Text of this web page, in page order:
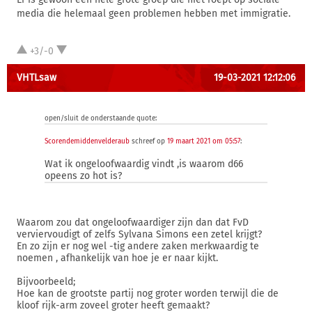
media die helemaal geen problemen hebben met immigratie.
+3/-0
VHTLsaw 19-03-2021 12:12:06
open/sluit de onderstaande quote:
Scorendemiddenvelderaub schreef op 19 maart 2021 om 05:57:
Wat ik ongeloofwaardig vindt ,is waarom d66
opeens zo hot is?
Waarom zou dat ongeloofwaardiger zijn dan dat FvD
verviervoudigt of zelfs Sylvana Simons een zetel krijgt?
En zo zijn er nog wel -tig andere zaken merkwaardig te
noemen , afhankelijk van hoe je er naar kijkt.
Bijvoorbeeld;
Hoe kan de grootste partij nog groter worden terwijl die de
kloof rijk-arm zoveel groter heeft gemaakt?